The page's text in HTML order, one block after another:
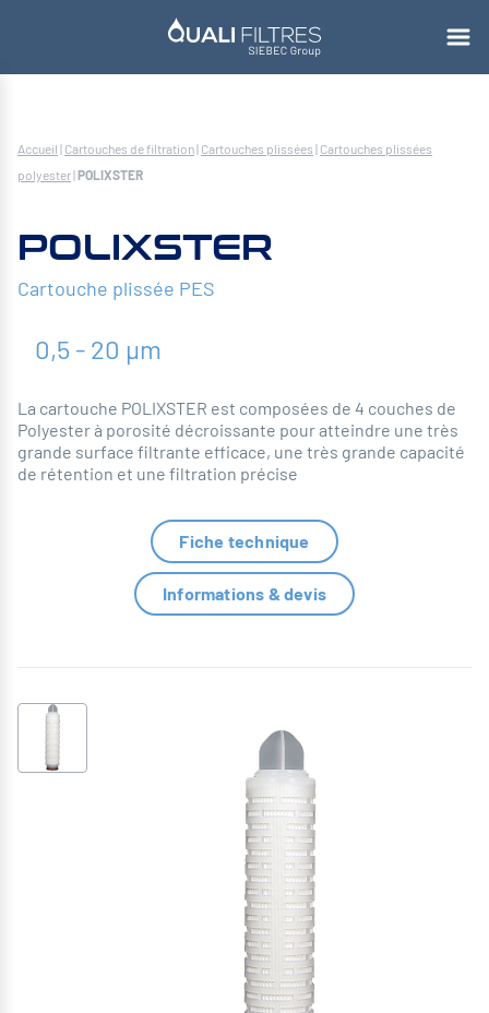
Accueil | Cartouches de filtration| Cartouches plissées | Cartouches plissées
polyester|POLIXSTER
POLIXSTER
Cartouche plissée PES
0,5 - 20 µm
La cartouche POLIXSTER est composées de 4 couches de
Polyester à porosité décroissante pour atteindre une très
grande surface filtrante efficace, une très grande capacité
de rétention et une filtration précise
Fiche technique
Informations & devis